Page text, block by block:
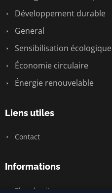
Développement durable
General
Sensibilisation écologique
Économie circulaire
Énergie renouvelable
Liens utiles
Contact
Informations
Plan du site